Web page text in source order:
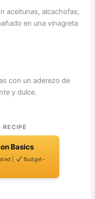
aceitunas, alcachofas,
en una vinagreta
con un aderezo de
y dulce.
Basics
|
Budget-